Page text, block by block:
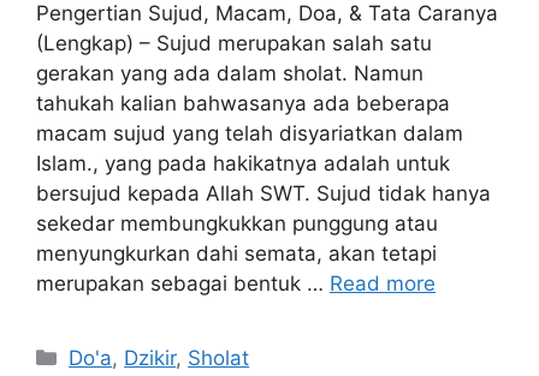
Pengertian Sujud, Macam, Doa, & Tata Caranya
(Lengkap) – Sujud merupakan salah satu
gerakan yang ada dalam sholat. Namun
tahukah kalian bahwasanya ada beberapa
macam sujud yang telah disyariatkan dalam
Islam., yang pada hakikatnya adalah untuk
bersujud kepada Allah SWT. Sujud tidak hanya
sekedar membungkukkan punggung atau
menyungkurkan dahi semata, akan tetapi
merupakan sebagai bentuk … Read more
Categories
Do'a, Dzikir, Sholat